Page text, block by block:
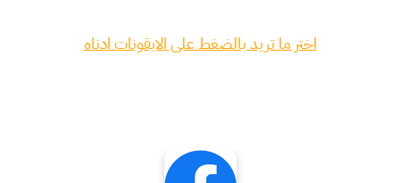
اختر ما تريد بالضغط على الايقونات ادناه